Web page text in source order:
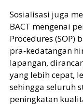
Sosialisasi juga
BACT mengenai
Procedures
pra-kedatangan
lapangan,
yang lebih cepat,
sehingga seluruh
peningkatan